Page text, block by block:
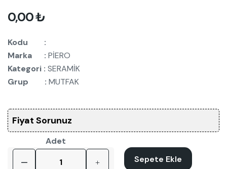
0,00₺
Kodu :
Marka : PİERO
Kategori : SERAMİK
Grup : MUTFAK
Fiyat Sorunuz
Adet
Sepete Ekle